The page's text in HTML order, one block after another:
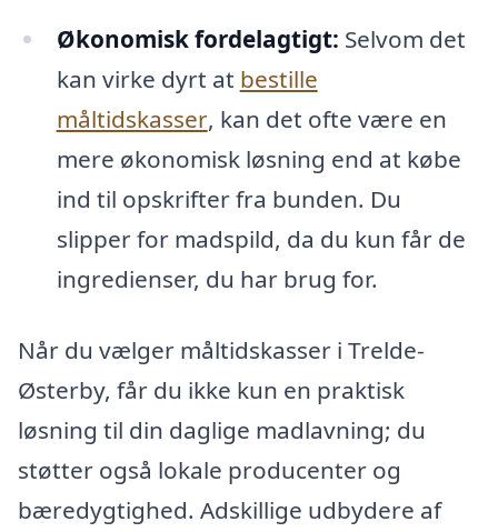
Økonomisk fordelagtigt: Selvom det
kan virke dyrt at bestille
måltidskasser, kan det ofte være en
mere økonomisk løsning end at købe
ind til opskrifter fra bunden. Du
slipper for madspild, da du kun får de
ingredienser, du har brug for.
Når du vælger måltidskasser i Trelde-
Østerby, får du ikke kun en praktisk
løsning til din daglige madlavning; du
støtter også lokale producenter og
bæredygtighed. Adskillige udbydere af